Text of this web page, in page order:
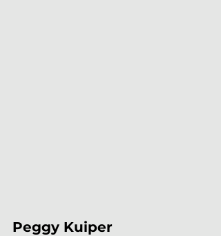
Peggy Kuiper